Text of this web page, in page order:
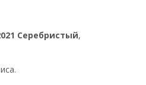
Серебристый,